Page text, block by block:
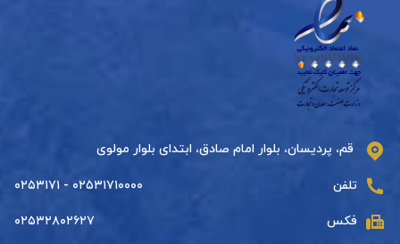
قم، پردیسان، بلوار امام صادق، ابتدای بلوار مولوی
تلفن ۰۲۵۳۱۷۱۰۰۰۰ - ۰۲۵۳۱۷۱
فکس ۰۲۵۳۲۸۰۲۶۲۷